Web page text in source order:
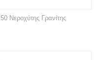
Νεροχύτης Γρανίτης